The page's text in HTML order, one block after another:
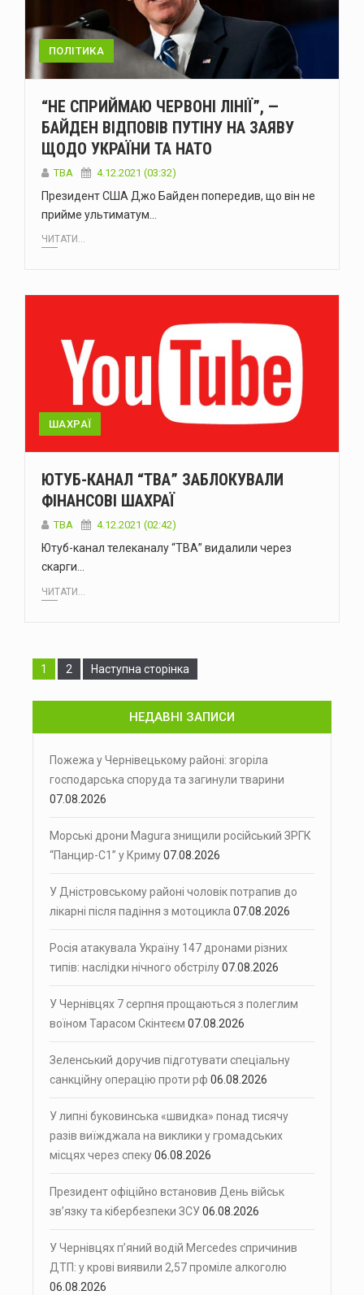
ПОЛІТИКА
“НЕ СПРИЙМАЮ ЧЕРВОНІ ЛІНІЇ”, —
БАЙДЕН ВІДПОВІВ ПУТІНУ НА ЗАЯВУ
ЩОДО УКРАЇНИ ТА НАТО
TBA 4.12.2021 (03:32)
Президент США Джо Байден попередив, що він не
прийме ультиматум…
ЧИТАТИ...
ШАХРАЇ
ЮТУБ-КАНАЛ “ТВА” ЗАБЛОКУВАЛИ
ФІНАНСОВІ ШАХРАЇ
TBA 4.12.2021 (02:42)
Ютуб-канал телеканалу “ТВА” видалили через
скарги…
ЧИТАТИ...
Сторінка
1 Сторінка
2 Наступна сторінка
НЕДАВНІ ЗАПИСИ
Пожежа у Чернівецькому районі: згоріла
господарська споруда та загинули тварини
07.08.2026
Морські дрони Magura знищили російський ЗРГК
“Панцир-С1” у Криму07.08.2026
У Дністровському районі чоловік потрапив до
лікарні після падіння з мотоцикла 07.08.2026
Росія атакувала Україну 147 дронами різних
типів: наслідки нічного обстрілу07.08.2026
У Чернівцях 7 серпня прощаються з полеглим
воїном Тарасом Скінтеєм 07.08.2026
Зеленський доручив підготувати спеціальну
санкційну операцію проти рф 06.08.2026
У липні буковинська «швидка» понад тисячу
разів виїжджала на виклики у громадських
місцях через спеку06.08.2026
Президент офіційно встановив День військ
зв’язку та кібербезпеки ЗСУ06.08.2026
У Чернівцях п’яний водій Mercedes спричинив
ДТП: у крові виявили 2,57 проміле алкоголю
06.08.2026